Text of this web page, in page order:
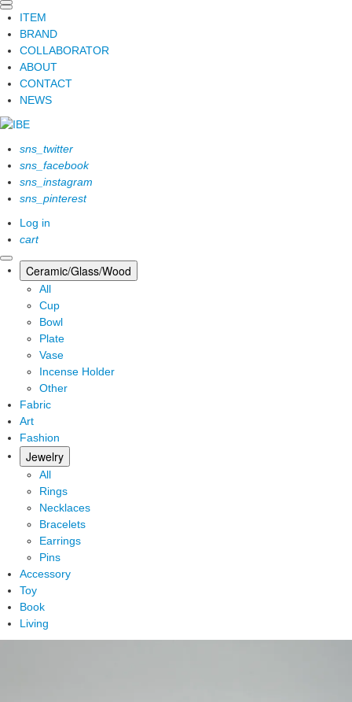
ITEM
BRAND
COLLABORATOR
ABOUT
CONTACT
NEWS
sns_twitter
sns_facebook
sns_instagram
sns_pinterest
Log in
cart
Ceramic/Glass/Wood
All
Cup
Bowl
Plate
Vase
Incense Holder
Other
Fabric
Art
Fashion
Jewelry
All
Rings
Necklaces
Bracelets
Earrings
Pins
Accessory
Toy
Book
Living